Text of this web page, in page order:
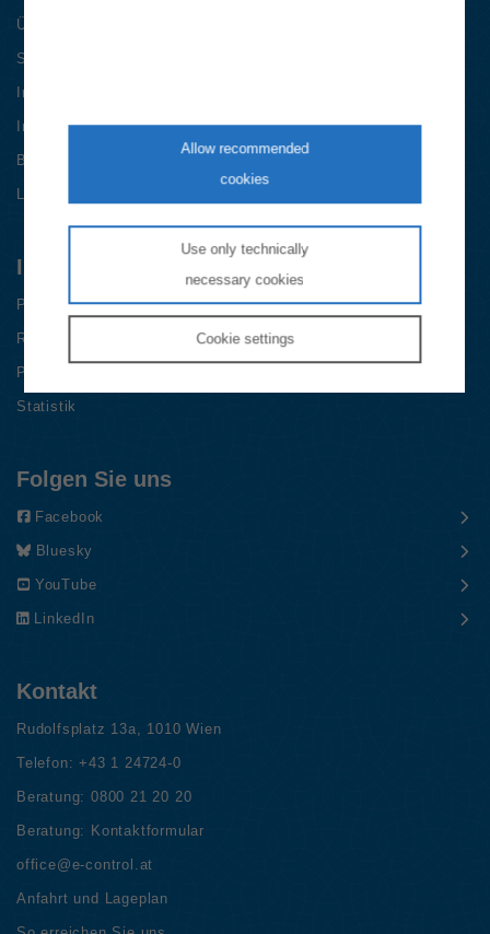
Allow recommended
cookies
Use only technically
necessary cookies
Cookie settings
Über das Unternehmen
Stellenangebote
International
Impressum & Datenschutz
Barrierefreiheitserklärung
Login
Informationen
Presse
Recht
Publikationen
Statistik
Folgen Sie uns
Facebook
Bluesky
YouTube
LinkedIn
Kontakt
Rudolfsplatz 13a, 1010 Wien
Telefon:+43 1 24724-0
Beratung: 0800 21 20 20
Beratung: Kontaktformular
office@e-control.at
Anfahrt und Lageplan